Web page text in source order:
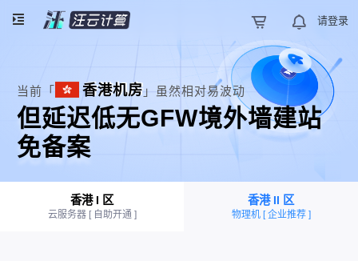
请登录
当前「 香港机房」虽然相对易波动
但延迟低无GFW境外墙建站
免备案
香港 I 区
云服务器 [ 自助开通 ]
香港 II 区
物理机 [ 企业推荐 ]